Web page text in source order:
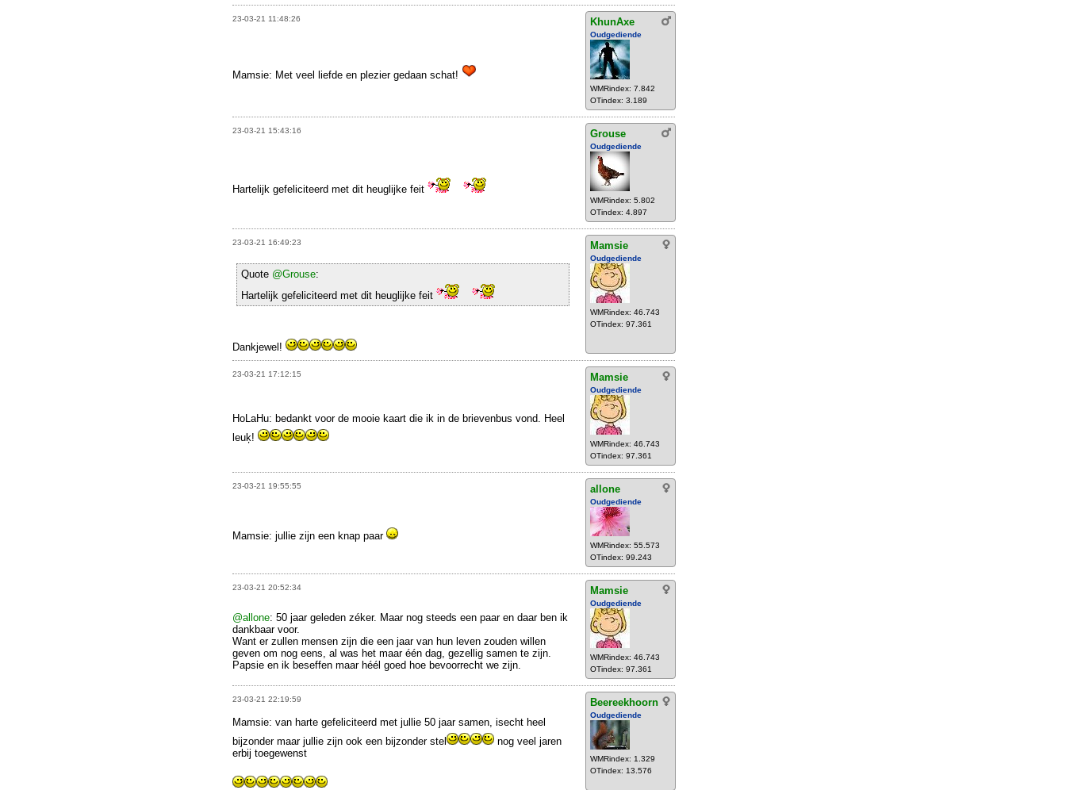
23-03-21 11:48:26 KhunAxe
Oudgediende
WMRindex: 7.842
OTindex: 3.189
Mamsie: Met veel liefde en plezier gedaan schat!
23-03-21 15:43:16 Grouse
Oudgediende
WMRindex: 5.802
OTindex: 4.897
Hartelijk gefeliciteerd met dit heuglijke feit
23-03-21 16:49:23 Mamsie
Oudgediende
WMRindex: 46.743
OTindex: 97.361
Quote @Grouse:
Hartelijk gefeliciteerd met dit heuglijke feit
Dankjewel!
23-03-21 17:12:15 Mamsie
Oudgediende
WMRindex: 46.743
OTindex: 97.361
HoLaHu: bedankt voor de mooie kaart die ik in de brievenbus vond. Heel
leuķ!
23-03-21 19:55:55 allone
Oudgediende
WMRindex: 55.573
OTindex: 99.243
Mamsie: jullie zijn een knap paar
23-03-21 20:52:34 Mamsie
Oudgediende
WMRindex: 46.743
OTindex: 97.361
@allone: 50 jaar geleden zéker. Maar nog steeds een paar en daar ben ik
dankbaar voor.
Want er zullen mensen zijn die een jaar van hun leven zouden willen
geven om nog eens, al was het maar één dag, gezellig samen te zijn.
Papsie en ik beseffen maar héél goed hoe bevoorrecht we zijn.
23-03-21 22:19:59 Beereekhoorn
Oudgediende
WMRindex: 1.329
OTindex: 13.576
Mamsie: van harte gefeliciteerd met jullie 50 jaar samen, isecht heel
bijzonder maar jullie zijn ook een bijzonder stel
nog veel jaren
erbij toegewenst